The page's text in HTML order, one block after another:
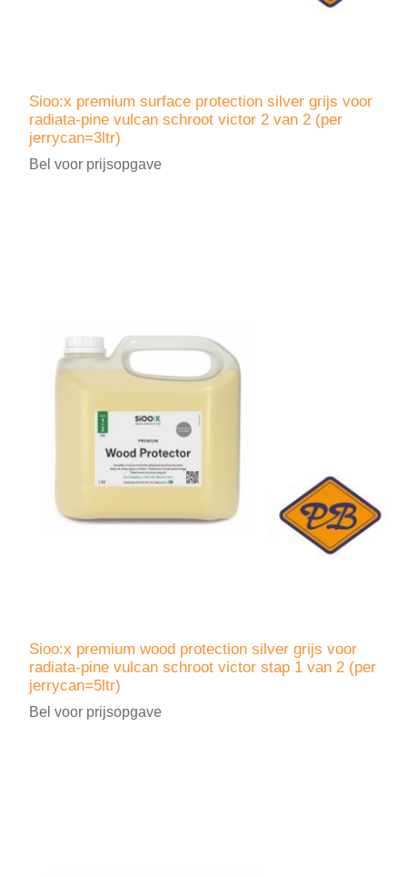
Sioo:x premium surface protection silver grijs voor
radiata-pine vulcan schroot victor 2 van 2 (per
jerrycan=3ltr)
Bel voor prijsopgave
Sioo:x premium wood protection silver grijs voor
radiata-pine vulcan schroot victor stap 1 van 2 (per
jerrycan=5ltr)
Bel voor prijsopgave